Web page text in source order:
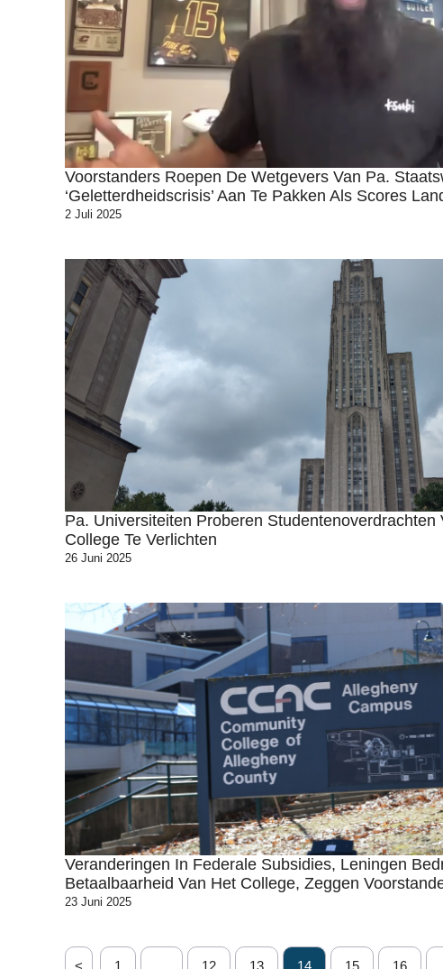
Voorstanders Roepen De Wetgevers Van Pa.
‘geletterdheidscrisis’ Aan Te Pakken Als Scores
2 Juli 2025
Pa. Universiteiten Proberen Studentenoverdrachten
College Te Verlichten
26 Juni 2025
Veranderingen In Federale Subsidies, Leningen
Betaalbaarheid Van Het College, Zeggen
23 Juni 2025
< 1 12 13 14 15 16